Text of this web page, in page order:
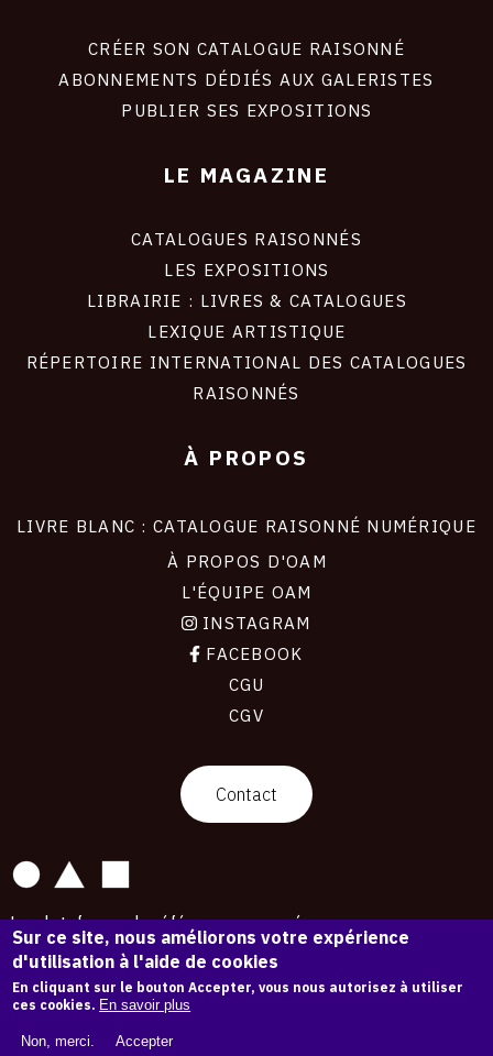
CRÉER SON CATALOGUE RAISONNÉ
ABONNEMENTS DÉDIÉS AUX GALERISTES
PUBLIER SES EXPOSITIONS
LE MAGAZINE
CATALOGUES RAISONNÉS
LES EXPOSITIONS
LIBRAIRIE : LIVRES & CATALOGUES
LEXIQUE ARTISTIQUE
RÉPERTOIRE INTERNATIONAL DES CATALOGUES
RAISONNÉS
À PROPOS
LIVRE BLANC : CATALOGUE RAISONNÉ NUMÉRIQUE
À PROPOS D'OAM
L'ÉQUIPE OAM
INSTAGRAM
FACEBOOK
CGU
CGV
Contact
La plateforme de référence pour créer,
conserver et promouvoir l'Histoire de l'Art.
Des catalogues raisonnés aux archives
d'expositions.
43 178 œuvres d'art — 7 586 expositions
Copyright © OAM 2026. Tous droits réservés.
Sur ce site, nous améliorons votre expérience
d'utilisation à l'aide de cookies
En cliquant sur le bouton Accepter, vous nous autorisez à utiliser
ces cookies. En savoir plus
Non, merci. Accepter